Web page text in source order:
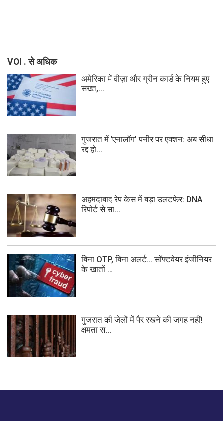
VOI . से अधिक
अमेरिका में वीज़ा और ग्रीन कार्ड के नियम हुए
सख्त,...
गुजरात में 'एनालॉग' पनीर पर एक्शन: अब सीधा
रद्द हो...
अहमदाबाद रेप केस में बड़ा उलटफेर: DNA
रिपोर्ट से सा...
बिना OTP, बिना अलर्ट… सॉफ्टवेयर इंजीनियर
के खातों ...
गुजरात की जेलों में पैर रखने की जगह नहीं!
क्षमता स...